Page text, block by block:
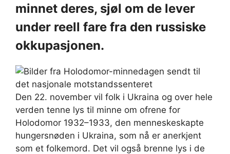
minnet deres, sjøl om de lever
under reell fare fra den russiske
okkupasjonen.
Den 22. november vil folk i Ukraina og over hele
verden tenne lys til minne om ofrene for
Holodomor 1932–1933, den menneskeskapte
hungersnøden i Ukraina, som nå er anerkjent
som et folkemord. Det vil også brenne lys i de